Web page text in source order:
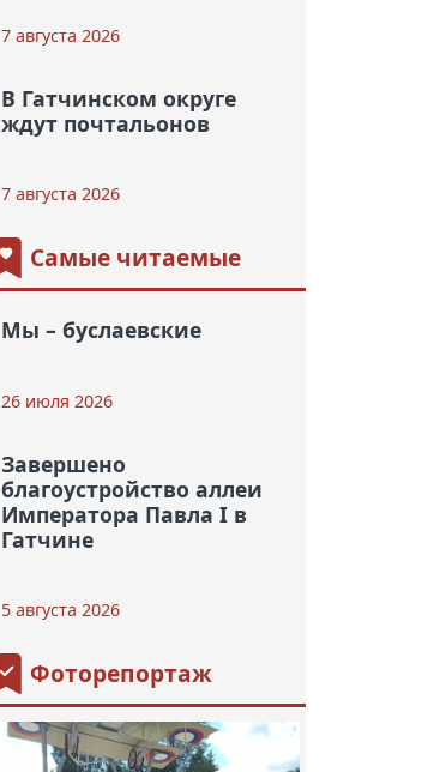
7 августа 2026
В Гатчинском округе
ждут почтальонов
7 августа 2026
Самые читаемые
Мы – буслаевские
26 июля 2026
Завершено
благоустройство аллеи
Императора Павла I в
Гатчине
5 августа 2026
Фоторепортаж